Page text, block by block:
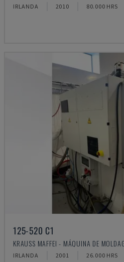
IRLANDA 2010 80.000 HRS
125-520 C1
KRAUSS MAFFEI - MÁQUINA DE
IRLANDA 2001 26.000 HRS